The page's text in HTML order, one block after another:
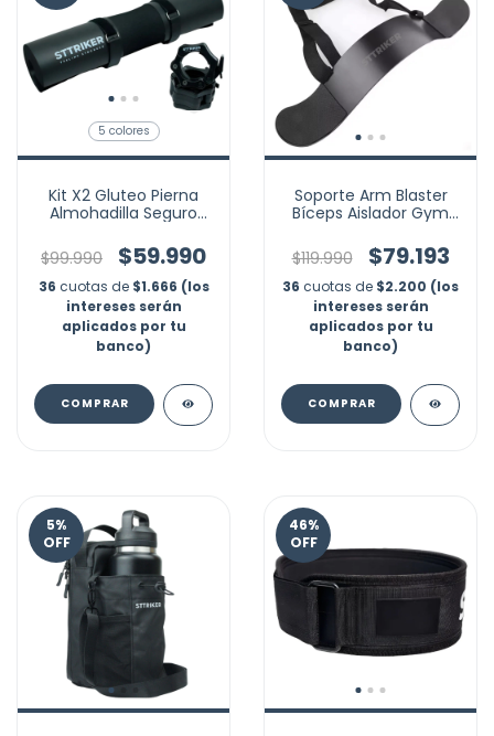
5 colores
Kit X2 Gluteo Pierna
Almohadilla Seguro
$99.990
$59.990
36 cuotas de $1.666 (los
intereses serán
aplicados por tu
banco)
COMPRAR
Soporte Arm Blaster
Bíceps Aislador Gym
$119.990
$79.193
36 cuotas de $2.200 (los
intereses serán
aplicados por tu
banco)
5%
OFF
46%
OFF